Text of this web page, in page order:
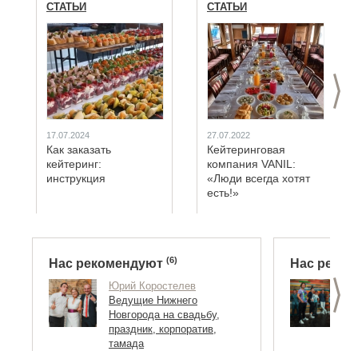
>
СТАТЬИ
17.07.2024
Как заказать
кейтеринг:
инструкция
СТАТЬИ
27.07.2022
Кейтеринговая
компания VANIL:
«Люди всегда хотят
есть!»
>
Нас рекомендуют (6)
Юрий Коростелев
Ведущие Нижнего
Новгорода на свадьбу,
праздник, корпоратив,
тамада
Нас